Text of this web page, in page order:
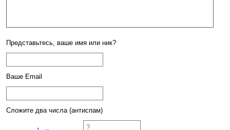
Представьтесь, ваше имя или ник?
Ваше Email
Сложите два числа (антиспам)